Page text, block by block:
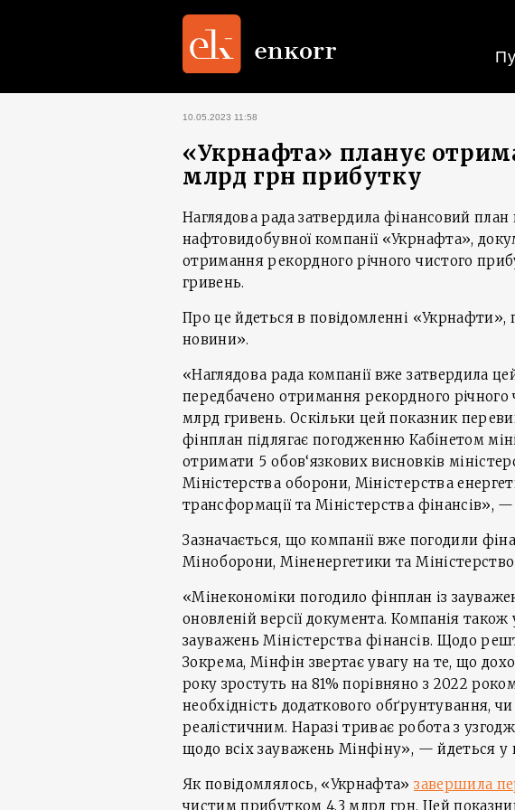
10.05.2023 11:58
«Укрнафта» планує
млрд грн прибутку
Наглядова рада затвердила фінансовий план
нафтовидобувної компанії «Укрнафта»,
отримання рекордного річного чистого
гривень.
Про це йдеться в повідомленні «Укрнафти»,
новини».
«Наглядова рада компанії вже затвердила
передбачено отримання рекордного річного
млрд гривень. Оскільки цей показник
фінплан підлягає погодженню Кабінетом
отримати 5 обов‘язкових висновків
Міністерства оборони, Міністерства
трансформації та Міністерства фінансів»,
Зазначається, що компанії вже погодили
Міноборони, Міненергетики та
«Мінекономіки погодило фінплан із
оновленій версії документа. Компанія
зауважень Міністерства фінансів. Щодо
Зокрема, Мінфін звертає увагу на те, що
року зростуть на 81% порівняно з 2022
необхідність додаткового обґрунтування,
реалістичним. Наразі триває робота з
щодо всіх зауважень Мінфіну», — йдеться у
Як повідомлялось, «Укрнафта»завершила
чистим прибутком 4,3 млрд грн. Цей